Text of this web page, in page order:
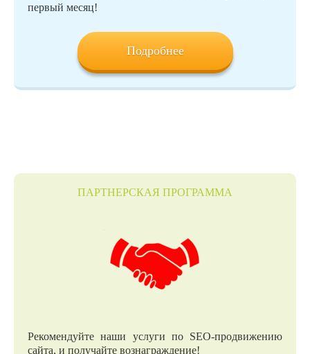
первый месяц!
Подробнее
ПАРТНЕРСКАЯ ПРОГРАММА
Рекомендуйте наши услуги по SEO-продвижению
сайта, и получайте вознаграждение!